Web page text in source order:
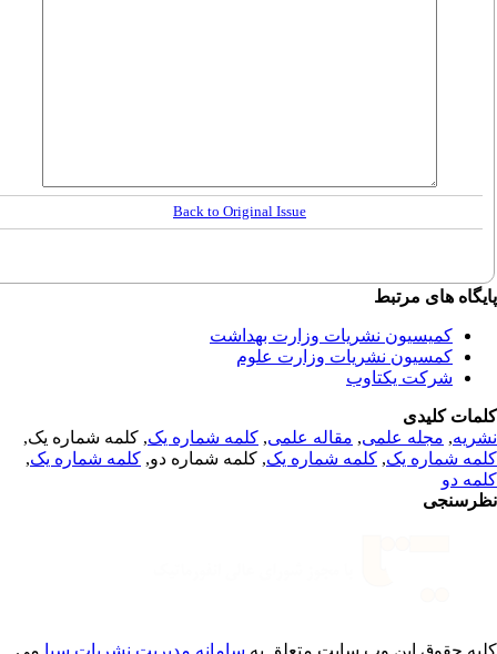
Back to Original Issue
های مرتبط
کمیسیون نشریات وزارت بهداشت
کمسیون نشریات وزارت علوم
شرکت یکتاوب
کلیدی
,مجله علمی, مقاله علمی, کلمه شماره یک, کلمه شماره یک,
شماره یک,کلمه شماره یک, کلمه شماره دو,کلمه شماره یک,
دو
حقوق این وب سایت متعلق بهسامانه مدیریت نشریات سبامی